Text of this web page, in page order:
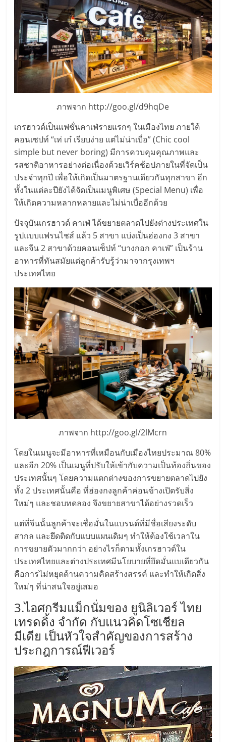
ลงทุน
และ
ขยาย
ขา
แฟ
รน
ไชส์,
ศูนย์
รวม
แฟ
รน
ไชส์
พร้อม
ทำเล
สำหรับ
เปิด
ร้าน
ปรึกษา
ฟรี,
บริการ
พัฒนา
ระบบ
แฟ
รน
ไชส์"
"ศูนย์
ภาพจาก http://goo.gl/d9hqDe
เกรฮาวด์เป็นแฟชั่นคาเฟ่รายแรกๆ ในเมืองไทย ภายใต้
คอนเซปท์ “เท่ เก๋ เรียบง่าย แต่ไม่น่าเบื่อ” (Chic cool
simple but never boring) มีการควบคุมคุณภาพและ
รสชาติอาหารอย่างต่อเนื่องด้วยเวิร์คช้อปภายในที่จัดเป็น
ประจำทุกปี เพื่อให้เกิดเป็นมาตรฐานเดียวกันทุกสาขา อีก
ทั้งในแต่ละปียังได้จัดเป็นเมนูพิเศษ (Special Menu) เพื่อ
ให้เกิดความหลากหลายและไม่น่าเบื่ออีกด้วย
ปัจจุบันเกรฮาวด์ คาเฟ่ ได้ขยายตลาดไปยังต่างประเทศใน
รูปแบบแฟรนไชส์ แล้ว 5 สาขา แบ่งเป็นฮ่องกง 3 สาขา
และจีน 2 สาขาด้วยคอนเซ็ปท์ “บางกอก คาเฟ่” เป็นร้าน
อาหารที่ทันสมัยแต่ลูกค้ารับรู้ว่ามาจากรุงเทพฯ
ประเทศไทย
ภาพจาก http://goo.gl/2lMcrn
โดยในเมนูจะมีอาหารที่เหมือนกับเมืองไทยประมาณ 80%
และอีก 20% เป็นเมนูที่ปรับให้เข้ากับความเป็นท้องถิ่นของ
ประเทศนั้นๆ โดยความแตกต่างของการขยายตลาดไปยัง
ทั้ง 2 ประเทศนั้นคือ ที่ฮ่องกงลูกค้าค่อนข้างเปิดรับสิ่ง
ใหม่ๆ และชอบทดลอง จึงขยายสาขาได้อย่างรวดเร็ว
แต่ที่จีนนั้นลูกค้าจะเชื่อมั่นในแบรนด์ที่มีชื่อเสียงระดับ
สากล และยึดติดกับแบบแผนเดิมๆ ทำให้ต้องใช้เวลาใน
การขยายตัวมากกว่า อย่างไรก็ตามทั้งเกรฮาวด์ใน
ประเทศไทยและต่างประเทศมีนโยบายที่ยึดมั่นแบเดียวกัน
คือการไม่หยุดด้านความคิดสร้างสรรค์ และทำให้เกิดสิ่ง
ใหม่ๆ ที่น่าสนใจอยู่เสมอ
3.ไอศกรีมแม็กนั่มของ ยูนิลิเวอร์ ไทย
เทรดดิ้ง จำกัด กับแนวคิดโซเชียล
มีเดีย เป็นหัวใจสำคัญของการสร้าง
ประกฎการณ์ฟีเวอร์